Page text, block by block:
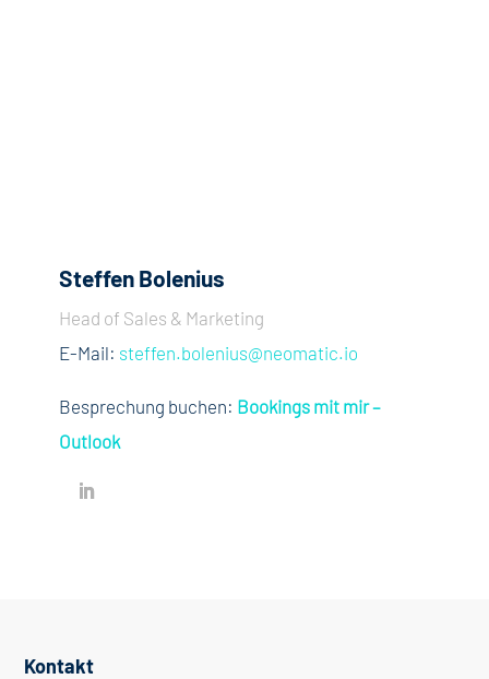
Steffen Bolenius
Head of Sales & Marketing
E-Mail: steffen.bolenius@neomatic.io
Besprechung buchen: Bookings mit mir –
Outlook
Kontakt